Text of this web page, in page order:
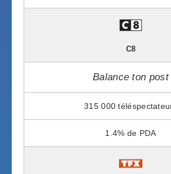
C8
Balance ton post
315 000
1.4%